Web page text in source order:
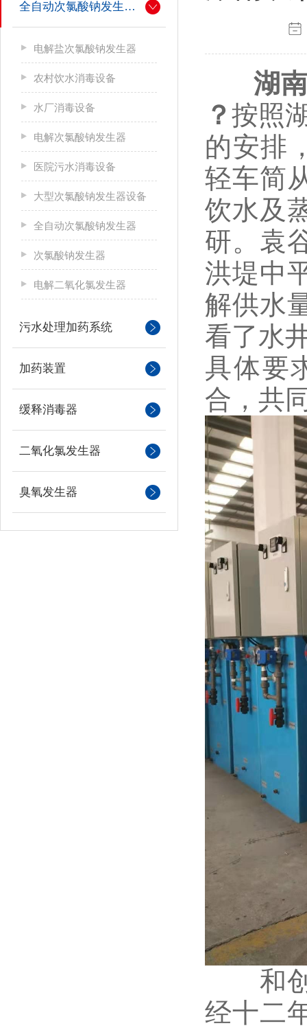
全自动次氯酸钠发生器厂家
电解盐次氯酸钠发生器
农村饮水消毒设备
水厂消毒设备
电解次氯酸钠发生器
医院污水消毒设备
大型次氯酸钠发生器设备
全自动次氯酸钠发生器
次氯酸钠发生器
电解二氧化氯发生器
污水处理加药系统
加药装置
缓释消毒器
二氧化氯发生器
臭氧发生器
湖
？ 按照
的安排
轻车简
饮水及
研。袁
洪堤中
解供水
看了水
具体要
合，共
和创
经十二